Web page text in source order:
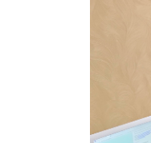
Омбудсмен
освітнього процесу